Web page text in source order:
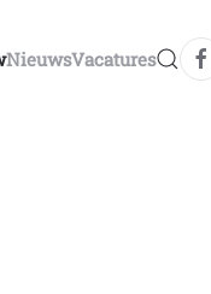
NieuwsVacatures